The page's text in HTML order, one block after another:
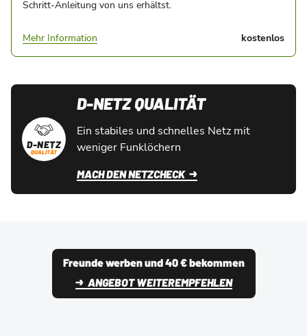
Schritt-Anleitung von uns erhältst.
Mehr Information kostenlos
D-NETZ
QUALITÄT
D-NETZ QUALITÄT
Ein stabiles und schnelles Netz mit
weniger Funklöchern
MACH DEN NETZCHECK
Freunde werben und 40 € bekommen
ANGEBOT WEITEREMPFEHLEN